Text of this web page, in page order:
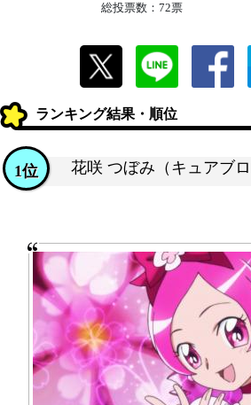
総投票数：72票
ランキング結果・順位
花咲 つぼみ（キュアブロ
1位